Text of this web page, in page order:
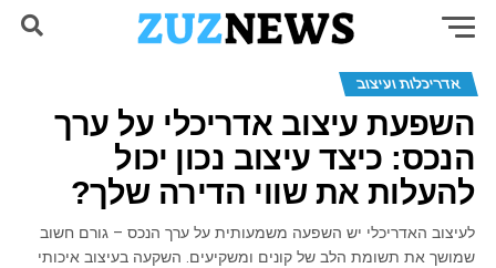
אדריכלות ועיצוב
השפעת עיצוב אדריכלי על ערך
הנכס: כיצד עיצוב נכון יכול
להעלות את שווי הדירה שלך?
לעיצוב האדריכלי יש השפעה משמעותית על ערך הנכס – גורם חשוב
שמושך את תשומת הלב של קונים ומשקיעים. השקעה בעיצוב איכותי
visibility_off השבת את ההבזקים
title סמן כותרות
settings צבע רקע
זום (הקטנה)
זום (הגדלה)